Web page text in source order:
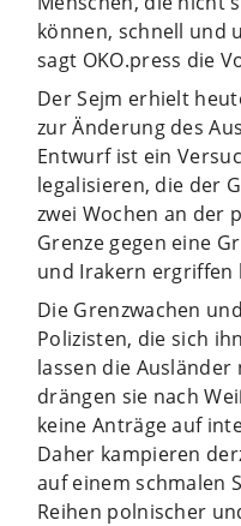
können, schnell und
sagt OKO.press die
Der Sejm erhielt
zur Änderung des
Entwurf ist ein
legalisieren, die der
zwei Wochen an der
Grenze gegen eine
und Irakern ergriffen
Die Grenzwachen
Polizisten, die sich
lassen die
drängen sie nach
keine Anträge auf
Daher kampieren
auf einem schmalen
Reihen polnischer